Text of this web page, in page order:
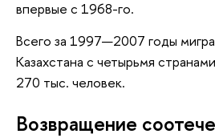
впервые с 1968-го.
Всего за 1997—2007 годы
Казахстана с четырьмя
270 тыс. человек.
Возвращение